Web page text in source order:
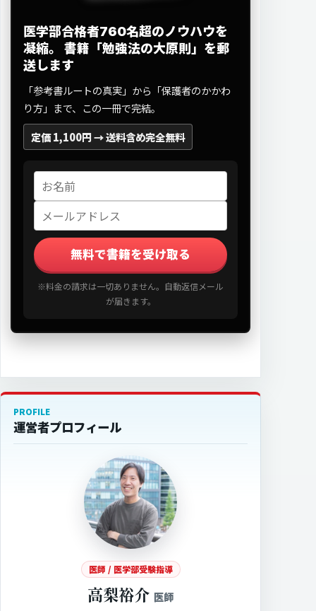
医学部合格者760名超のノウハウを
凝縮。 書籍「勉強法の大原則」を郵
送します
「参考書ルートの真実」から「保護者のかかわ
り方」まで、この一冊で完結。
定価 1,100円 →送料含め完全無料
無料で書籍を受け取る
※料金の請求は一切ありません。自動返信メール
が届きます。
PROFILE
運営者プロフィール
医師 / 医学部受験指導
高梨裕介 医師